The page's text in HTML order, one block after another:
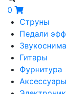
0
Струны
Педали
Гитары
Фурнитура
Аксессуары